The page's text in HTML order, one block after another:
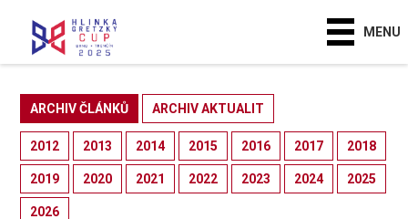
MENU
ARCHIV ČLÁNKŮ ARCHIV AKTUALIT
2012 2013 2014 2015 2016 2017 2018
2019 2020 2021 2022 2023 2024 2025
2026